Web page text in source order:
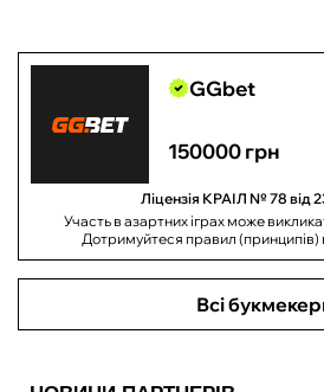
GGbet
150000 грн
Ліцензія КРАІЛ № 78 від
Участь в азартних іграх може
Дотримуйтеся правил (принципів)
Всі